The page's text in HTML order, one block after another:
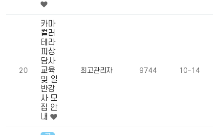
20
카마
컬러
테라
피상
담사
교육
및 일
반강
사 모
집 안
내
최고관리자 9744 10-14